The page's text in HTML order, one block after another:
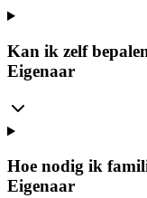
Kan ik zelf
Eigenaar
Hoe nodig ik
Eigenaar